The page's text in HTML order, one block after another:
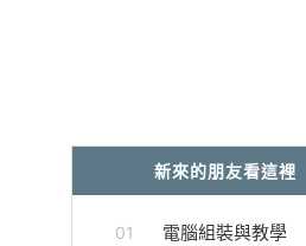
新來的朋友看這裡
01 電腦組裝與教學